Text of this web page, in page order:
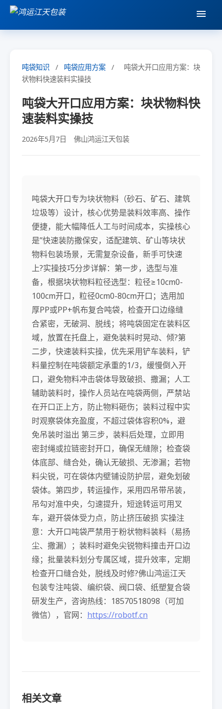
吨袋知识 / 吨袋应用方案 /
吨袋大开口应用方案：块
状物料快速装料实操技
吨袋大开口应用方案：块状物料快
速装料实操技
2026年5月7日 佛山鸿运江天包装
吨袋大开口专为块状物料（砂石、矿石、建筑
垃圾等）设计，核心优势是装料效率高、操作
便捷，能大幅降低人工与时间成本，实操核心
是”快速装防撒保安，适配建筑、矿山等块状
物料包装场景，无需复杂设备，新手可快速
上?实操技巧分步详解：第一步，选型与准
备，根据块状物料粒径选型：粒径≥10cm0-
100cm开口，粒径0cm0-80cm开口；选用加
厚PP或PP+帆布复合吨袋，检查开口边缘缝
合紧密，无破洞、脱线；将吨袋固定在装料区
域，放置在托盘上，避免装料时晃动、倾?第
二步，快速装料实操，优先采用铲车装料，铲
料量控制在吨袋额定承重的1/3，缓慢倒入开
口，避免物料冲击袋体导致破损、撒漏；人工
辅助装料时，操作人员站在吨袋两侧，严禁站
在开口正上方，防止物料砸伤；装料过程中实
时观察袋体充盈度，不超过袋体容积0%，避
免吊装时溢出 第三步，装料后处理，立即用
密封绳或拉链密封开口，确保无缝隙；检查袋
体底部、缝合处，确认无破损、无渗漏；若物
料尖锐，可在袋体内壁铺设防护层，避免划破
袋体。第四步，转运操作，采用四吊带吊装，
吊勾对准中央，匀速提升，短途转运可用叉
车，避开袋体受力点，防止挤压破损 实操注
意：大开口吨袋严禁用于粉状物料装料（易扬
尘、撒漏）；装料时避免尖锐物料撞击开口边
缘；批量装料划分专属区域，提升效率，定期
检查开口缝合处，脱线及时修?佛山鸿运江天
包装专注吨袋、编织袋、阀口袋、纸塑复合袋
研发生产，咨询热线：18570518098（可加
微信），官网： https://robotf.cn
相关文章